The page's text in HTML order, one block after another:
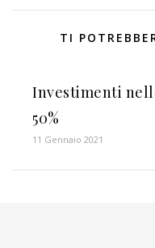
TI
Investimenti
50%
11 Gennaio 2021